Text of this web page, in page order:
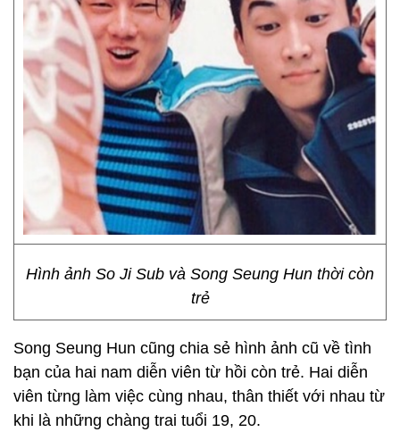
Hình ảnh So Ji Sub và Song Seung Hun thời còn
trẻ
Song Seung Hun cũng chia sẻ hình ảnh cũ về tình
bạn của hai nam diễn viên từ hồi còn trẻ. Hai diễn
viên từng làm việc cùng nhau, thân thiết với nhau từ
khi là những chàng trai tuổi 19, 20.